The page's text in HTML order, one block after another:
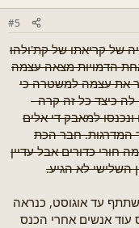
#5
של קריאתו של קת'ולהו
אחת הדמויות מצאה עצמה
את עצמה למשטרה כי
כיצד כל זה קרה -
למאבק די אלים
המדרגות. חבר הכת
חורי כדורים אבל עדיין
השלישי לא הגיע.
עד אוגוסט, כנראה
עוד אנשים אחרי הכנס